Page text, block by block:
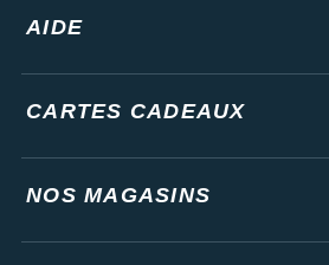
AIDE
CARTES CADEAUX
NOS MAGASINS